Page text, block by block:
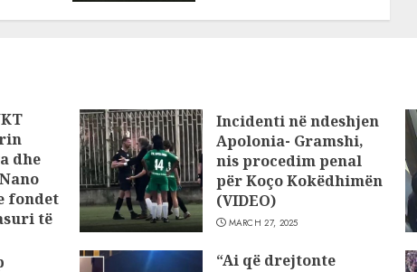
dhe
fondet
të
Incidenti në ndeshjen
Apolonia- Gramshi,
nis procedim penal
për Koço Kokëdhimën
(VIDEO)
MARCH 27, 2025
“Ai që drejtonte